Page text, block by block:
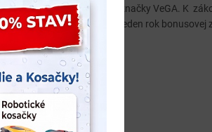
roky na produkty značky VeGA. K
získava zákazník jeden rok bonusovej